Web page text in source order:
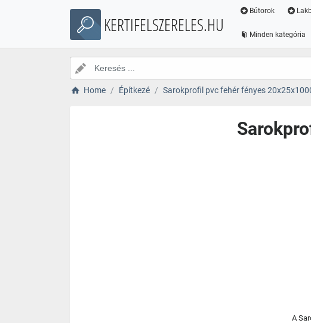
KERTIFELSZERELES.HU
Bútorok
Minden kategória
Home Építkezé Sarokprofil pvc fehér fényes
A